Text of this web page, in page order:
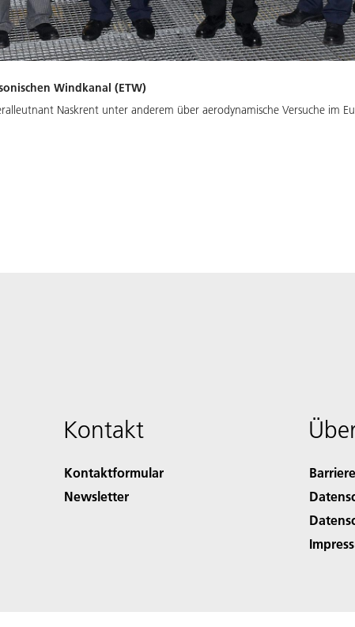
Windkanal (ETW)
Naskrent unter anderem über aerodynamische Versuche im
Kontakt
Kontaktformular
Newsletter